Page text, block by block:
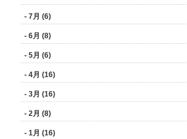
- 7月 (6)
- 6月 (8)
- 5月 (6)
- 4月 (16)
- 3月 (16)
- 2月 (8)
- 1月 (16)